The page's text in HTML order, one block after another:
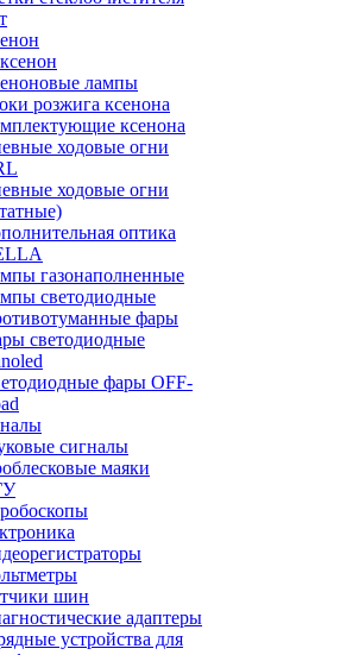
лампы
розжига ксенона
ксенона
ходовые огни
ходовые огни
оптика
газонаполненные
светодиодные
фары
светодиодные
фары OFF-
сигналы
маяки
шин
адаптеры
устройства для